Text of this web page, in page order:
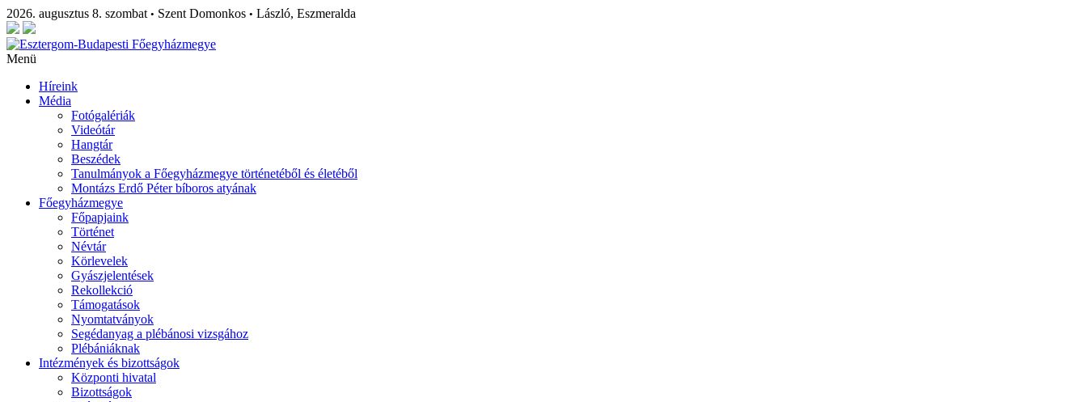
2026. augusztus 8. szombat • Szent Domonkos • László, Eszmeralda
Menü
Híreink
Média
Fotógalériák
Videótár
Hangtár
Beszédek
Tanulmányok a Főegyházmegye történetéből és életéből
Montázs Erdő Péter bíboros atyának
Főegyházmegye
Főpapjaink
Történet
Névtár
Körlevelek
Gyászjelentések
Rekollekció
Támogatások
Nyomtatványok
Segédanyag a plébánosi vizsgához
Plébániáknak
Intézmények és bizottságok
Központi hivatal
Bizottságok